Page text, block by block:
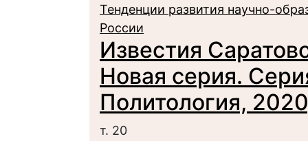
Тенденции развития научно-
России
Известия
Новая серия.
Политология,
т. 20